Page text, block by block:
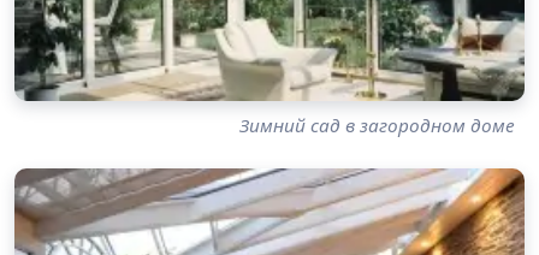
Зимний сад в загородном доме